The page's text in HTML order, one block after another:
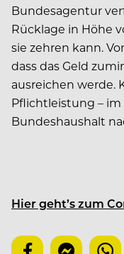
Bundesagentur
Rücklage in Höhe
sie zehren kann.
dass das Geld
ausreichen werde.
Pflichtleistung –
Bundeshaushalt
Hier geht’s zum